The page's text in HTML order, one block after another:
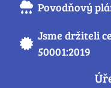
Povodňový
Jsme držiteli
50001:2019